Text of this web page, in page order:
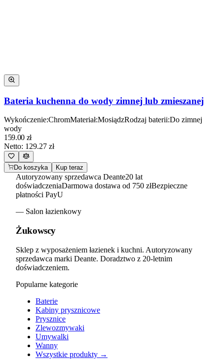
Bateria kuchenna do wody zimnej lub zmieszanej
Wykończenie:ChromMateriał:MosiądzRodzaj baterii:Do zimnej
wody
159.00 zł
Netto: 129.27 zł
Do koszyka Kup teraz
Autoryzowany sprzedawca Deante20 lat
doświadczeniaDarmowa dostawa od 750 złBezpieczne
płatności PayU
— Salon łazienkowy
Żukowscy
Sklep z wyposażeniem łazienek i kuchni. Autoryzowany
sprzedawca marki Deante. Doradztwo z 20-letnim
doświadczeniem.
Popularne kategorie
Baterie
Kabiny prysznicowe
Prysznice
Zlewozmywaki
Umywalki
Wanny
Wszystkie produkty →